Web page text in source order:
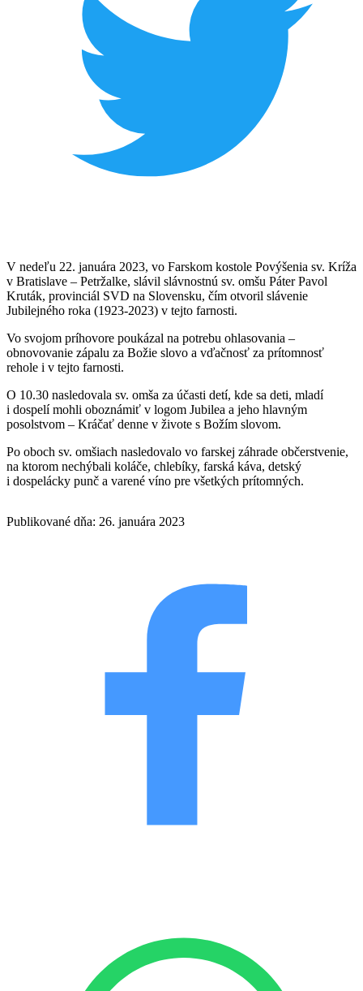
V nedeľu 22. januára 2023, vo Farskom kostole Povýšenia sv. Kríža
v Bratislave – Petržalke, slávil slávnostnú sv. omšu Páter Pavol
Kruták, provinciál SVD na Slovensku, čím otvoril slávenie
Jubilejného roka (1923-2023) v tejto farnosti.
Vo svojom príhovore poukázal na potrebu ohlasovania –
obnovovanie zápalu za Božie slovo a vďačnosť za prítomnosť
rehole i v tejto farnosti.
O 10.30 nasledovala sv. omša za účasti detí, kde sa deti, mladí
i dospelí mohli oboznámiť v logom Jubilea a jeho hlavným
posolstvom – Kráčať denne v živote s Božím slovom.
Po oboch sv. omšiach nasledovalo vo farskej záhrade občerstvenie,
na ktorom nechýbali koláče, chlebíky, farská káva, detský
i dospelácky punč a varené víno pre všetkých prítomných.
Publikované dňa: 26. januára 2023